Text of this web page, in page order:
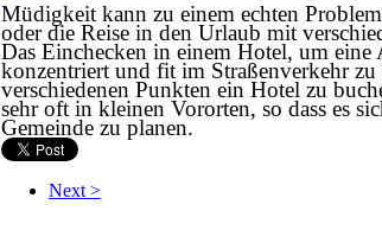
Müdigkeit kann zu einem echten
oder die Reise in den Urlaub mit
Das Einchecken in einem Hotel, um
konzentriert und fit im Straßenverkehr zu
verschiedenen Punkten ein Hotel zu
sehr oft in kleinen Vororten, so dass es
Gemeinde zu planen.
Next >